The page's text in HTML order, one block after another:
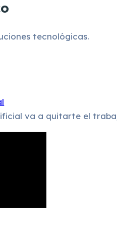
tecnológicas.
va a quitarte el